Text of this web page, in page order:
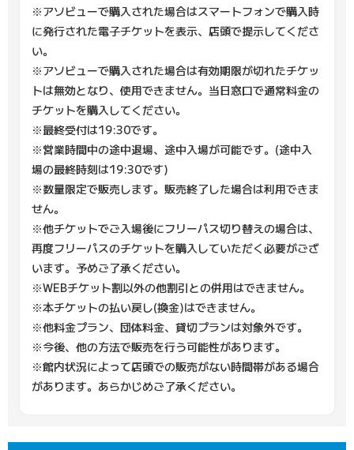
※アソビューで購入された場合はスマートフォンで購入時
に発行された電子チケットを表示、店頭で提示してくださ
い。
※アソビューで購入された場合は有効期限が切れたチケッ
トは無効となり、使用できません。当日窓口で通常料金の
チケットを購入してください。
※最終受付は19:30です。
※営業時間中の途中退場、途中入場が可能です。(途中入
場の最終時刻は19:30です)
※数量限定で販売します。販売終了した場合は利用できま
せん。
※他チケットでご入場後にフリーパス切り替えの場合は、
再度フリーパスのチケットを購入していただく必要がござ
います。予めご了承ください。
※WEBチケット割以外の他割引との併用はできません。
※本チケットの払い戻し(換金)はできません。
※他料金プラン、団体料金、貸切プランは対象外です。
※今後、他の方法で販売を行う可能性があります。
※館内状況によって店頭での販売がない時間帯がある場合
があります。あらかじめご了承ください。